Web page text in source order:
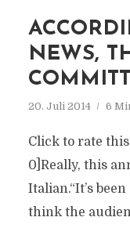
NEWS,
20. Juli 2014 6
Click to rate
0]Really, this
Italian.“It’s
think the